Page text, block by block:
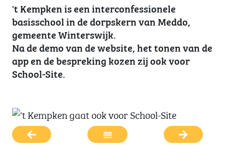
't Kempken is een interconfessionele
basisschool in de dorpskern van Meddo,
gemeente Winterswijk.
Na de demo van de website, het tonen van de
app en de bespreking kozen zij ook voor
School-Site.